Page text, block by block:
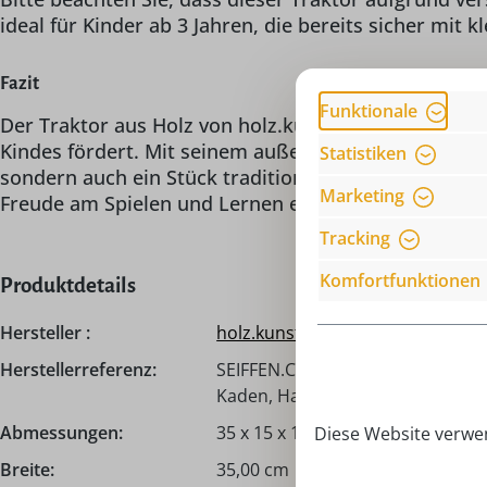
ideal für Kinder ab 3 Jahren, die bereits sicher mit
Fazit
Der Traktor aus Holz von holz.kunst Stephan
Kindes fördert. Mit seinem außergewöhnlichen
sondern auch ein Stück traditioneller
Freude am Spielen und Lernen entdecken.
Produktdetails
Hersteller :
holz.kunst Stephan Kaden
Herstellerreferenz:
SEIFFEN.COM by Nestler
Kaden, Hauptstraße 132, 09548
Abmessungen:
35 x 15 x 15 cm
Breite:
35,00 cm
Funktionale
Statistiken
Marketing
Tracking
Komfortfunktionen
Diese Website